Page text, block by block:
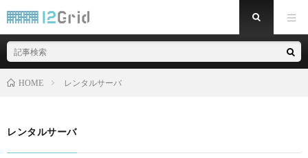
HOME レンタルサーバ
レンタルサーバ